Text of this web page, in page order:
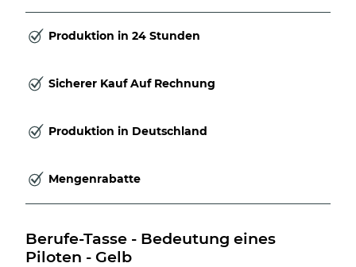
Produktion in 24 Stunden
Sicherer Kauf Auf Rechnung
Produktion in Deutschland
Mengenrabatte
Berufe-Tasse - Bedeutung eines
Piloten - Gelb